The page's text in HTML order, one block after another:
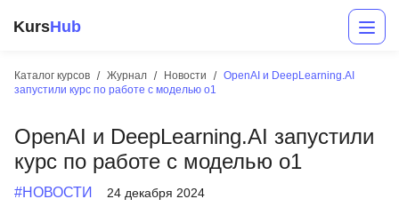
KursHub
Каталог курсов Журнал Новости
OpenAI и DeepLearning.AI
запустили курс по работе с моделью o1
OpenAI и DeepLearning.AI запустили
курс по работе с моделью o1
#НОВОСТИ 24 декабря 2024